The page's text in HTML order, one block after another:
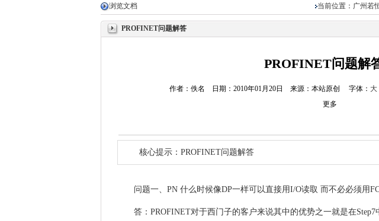
浏览文档 当前位置： 广州若
PROFINET问题解答
PROFINET问题解
作者：佚名 日期：2010年01月20日 来源：本站原创 字体： 大
更多
核心提示：PROFINET问题解答
问题一、PN 什么时候像DP一样可以直接用I/O读取 而不必必须用
答：PROFINET对于西门子的客户来说其中的优势之一就是在